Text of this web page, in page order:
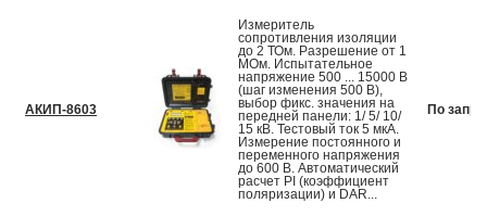
АКИП-8603
Измеритель
сопротивления изоляции
до 2 ТОм. Разрешение от 1
МОм. Испытательное
напряжение 500 ... 15000 В
(шаг изменения 500 В),
выбор фикс. значения на
передней панели: 1/ 5/ 10/
15 кВ. Тестовый ток 5 мкА.
Измерение постоянного и
переменного напряжения
до 600 В. Автоматический
расчет PI (коэффициент
поляризации) и DAR...
По